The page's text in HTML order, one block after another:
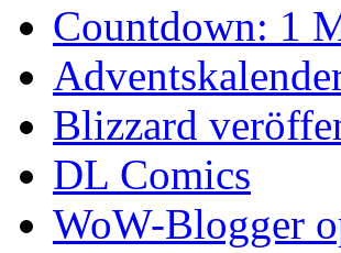
Countdown: 1
Blizzard
DL Comics
WoW-Blogger